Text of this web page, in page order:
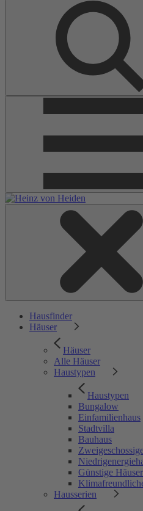
Hausfinder
Häuser
Häuser
Alle Häuser
Haustypen
Haustypen
Bungalow
Einfamilienhaus
Stadtvilla
Bauhaus
Günstige Häuser
Hausserien